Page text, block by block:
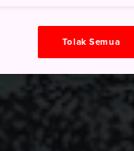
Tolak Semua